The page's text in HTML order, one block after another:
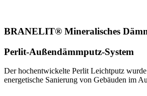
BRANELIT® Mineralisches
Perlit-Außendämmputz-System
Der hochentwickelte Perlit Leichtputz
energetische Sanierung von Gebäuden im